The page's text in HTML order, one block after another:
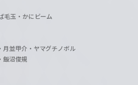
玉・かにビーム
並甲介・ヤマグチノボル
飯沼俊規